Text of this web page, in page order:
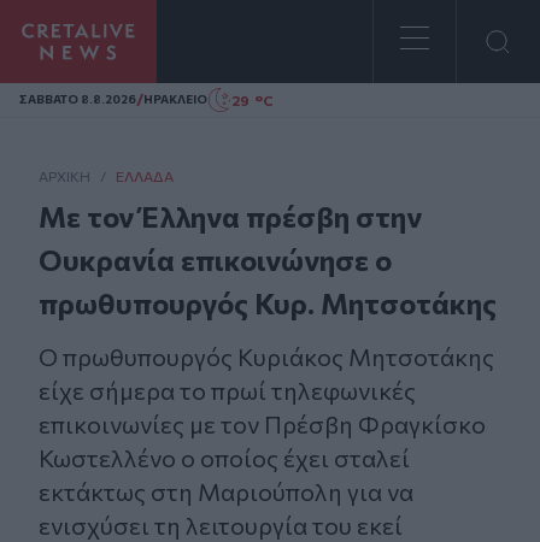
Homepage
ΣAΒΒΑΤΟ 8.8.2026/ΗΡΑΚΛΕΙΟ 29 °C
ΑΡΧΙΚΗ / ΕΛΛΆΔΑ
Με τον Έλληνα πρέσβη στην
Ουκρανία επικοινώνησε ο
πρωθυπουργός Κυρ. Μητσοτάκης
Ο πρωθυπουργός Κυριάκος Μητσοτάκης
είχε σήμερα το πρωί τηλεφωνικές
επικοινωνίες με τον Πρέσβη Φραγκίσκο
Κωστελλένο ο οποίος έχει σταλεί
εκτάκτως στη Μαριούπολη για να
ενισχύσει τη λειτουργία του εκεί